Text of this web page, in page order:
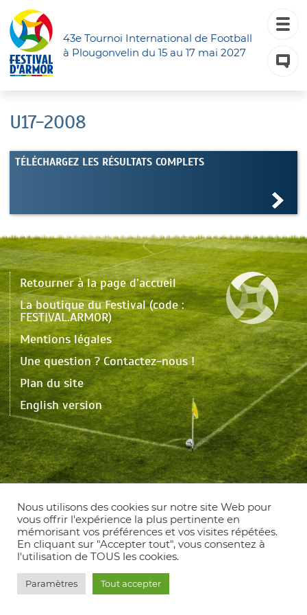
43e Tournoi International de Football
à Plougonvelin du 15 au 17 mai 2027
U17-2008
TÉLÉCHARGEZ LES RÉSULTATS COMPLETS
Retourner à la page d’accueil
La boutique du Festival (code :
FESTIVAL.ARMOR)
Mentions légales
Une question ? Contactez-nous !
Plan du site
English version
Nous utilisons des cookies sur notre site Web pour
vous offrir l'expérience la plus pertinente en
mémorisant vos préférences et vos visites répétées.
En cliquant sur "Accepter tout", vous consentez à
l'utilisation de TOUS les cookies.
Paramètres Tout accepter